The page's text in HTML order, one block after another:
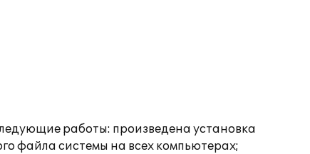
работы: произведена установка
файла системы на всех компьютерах;